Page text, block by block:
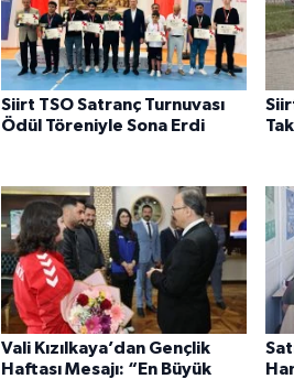
Siirt TSO Satranç Turnuvası
Ödül Töreniyle Sona Erdi
Vali Kızılkaya’dan Gençlik
Haftası Mesajı: “En Büyük